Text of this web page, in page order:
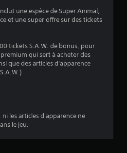
5
i
une espèce de Super Animal,
et une super offre sur des tickets
tickets S.A.W. de bonus, pour
qui sert à acheter des
que des articles d'apparence
ni les articles d'apparence ne
le jeu.